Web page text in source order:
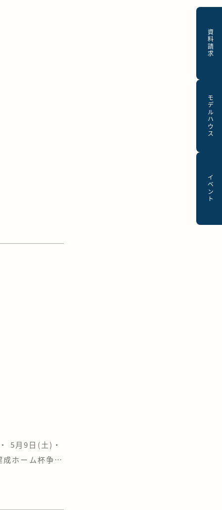
資料請求
モデルハウス
イベント
5月9日(土)・
ホーム杯争奪